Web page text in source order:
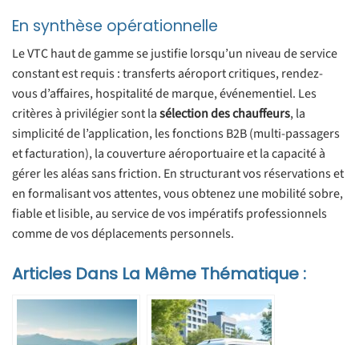
En synthèse opérationnelle
Le VTC haut de gamme se justifie lorsqu’un niveau de service
constant est requis : transferts aéroport critiques, rendez-
vous d’affaires, hospitalité de marque, événementiel. Les
critères à privilégier sont lasélection des chauffeurs, la
simplicité de l’application, les fonctions B2B (multi-passagers
et facturation), la couverture aéroportuaire et la capacité à
gérer les aléas sans friction. En structurant vos réservations et
en formalisant vos attentes, vous obtenez une mobilité sobre,
fiable et lisible, au service de vos impératifs professionnels
comme de vos déplacements personnels.
Articles Dans La Même Thématique :